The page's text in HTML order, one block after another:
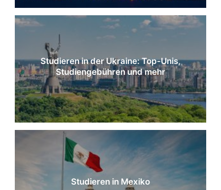
Studieren in der Ukraine: Top-Unis,
Studiengebühren und mehr
Studieren in Mexiko